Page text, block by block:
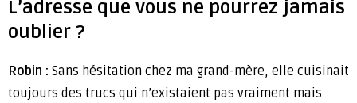
L’adresse que vous ne pourrez jamais
oublier ?
Robin : Sans hésitation chez ma grand-mère, elle cuisinait
toujours des trucs qui n’existaient pas vraiment mais